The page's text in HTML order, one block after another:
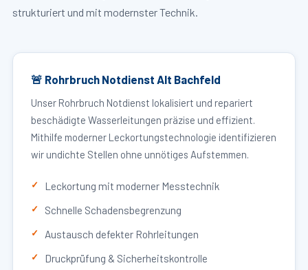
strukturiert und mit modernster Technik.
🚨 Rohrbruch Notdienst Alt Bachfeld
Unser Rohrbruch Notdienst lokalisiert und repariert
beschädigte Wasserleitungen präzise und effizient.
Mithilfe moderner Leckortungstechnologie identifizieren
wir undichte Stellen ohne unnötiges Aufstemmen.
Leckortung mit moderner Messtechnik
Schnelle Schadensbegrenzung
Austausch defekter Rohrleitungen
Druckprüfung & Sicherheitskontrolle